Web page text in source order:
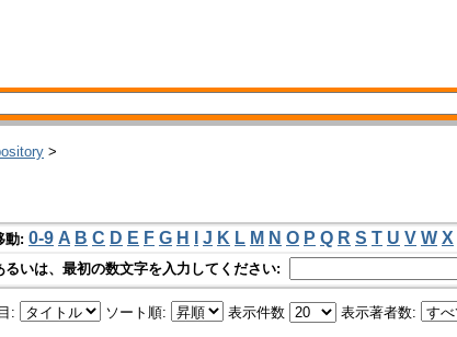
>
動: 0-9 A B C D E F G H J K L M N O P Q R S T U V W X
るいは、最初の数文字を入力してください:
: ソート順: 表示件数 表示著者数: